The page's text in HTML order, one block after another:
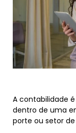
A contabilidade
dentro de uma
porte ou setor